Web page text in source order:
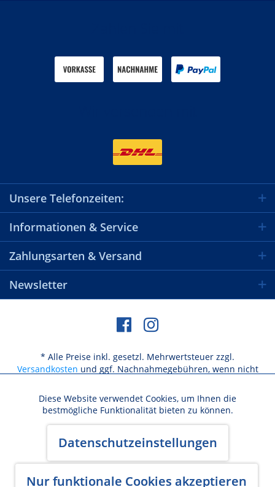
Unsere Telefonzeiten:
Informationen & Service
Zahlungsarten & Versand
Newsletter
* Alle Preise inkl. gesetzl. Mehrwertsteuer zzgl.
Versandkosten und ggf. Nachnahmegebühren, wenn nicht
Versandkosten / Lieferbeschränkungen
Widerrufsbelehrung & Widerrufsformular
AGB
Datenschutz
Funktionale Aktiv
Marketing Aktiv
Tracking Aktiv
Diese Website verwendet Cookies, um Ihnen die
bestmögliche Funktionalität bieten zu können.
Datenschutzeinstellungen
Nur funktionale Cookies akzeptieren